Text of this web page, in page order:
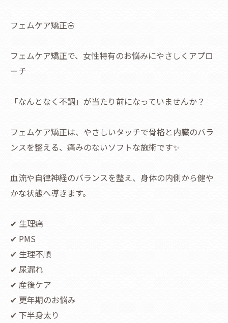
フェムケア矯正🌸
フェムケア矯正で、女性特有のお悩みにやさしくアプロ
ーチ
「なんとなく不調」が当たり前になっていませんか？
フェムケア矯正は、やさしいタッチで骨格と内臓のバラ
ンスを整える、痛みのないソフトな施術です✨
血流や自律神経のバランスを整え、身体の内側から健や
かな状態へ導きます。
✔ 生理痛
✔ PMS
✔ 生理不順
✔ 尿漏れ
✔ 産後ケア
✔ 更年期のお悩み
✔ 下半身太り